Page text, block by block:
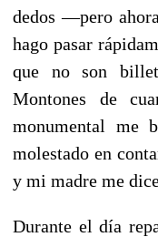
dedos —pero
hago pasar
que no son
Montones de
monumental me
molestado en
y mi madre me
Durante el día